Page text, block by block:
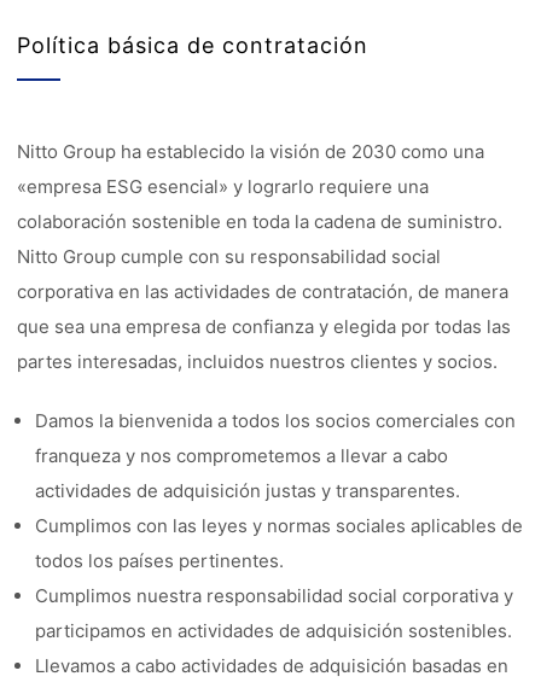
Política básica de contratación
Nitto Group ha establecido la visión de 2030 como una
«empresa ESG esencial» y lograrlo requiere una
colaboración sostenible en toda la cadena de suministro.
Nitto Group cumple con su responsabilidad social
corporativa en las actividades de contratación, de manera
que sea una empresa de confianza y elegida por todas las
partes interesadas, incluidos nuestros clientes y socios.
Damos la bienvenida a todos los socios comerciales con
franqueza y nos comprometemos a llevar a cabo
actividades de adquisición justas y transparentes.
Cumplimos con las leyes y normas sociales aplicables de
todos los países pertinentes.
Cumplimos nuestra responsabilidad social corporativa y
participamos en actividades de adquisición sostenibles.
Llevamos a cabo actividades de adquisición basadas en